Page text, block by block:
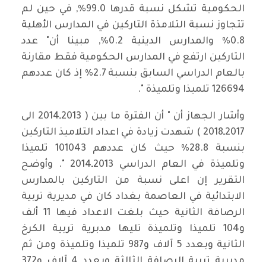
الحكومية تشكل نسبة قدرها 99.0%, في حين لم
تتجاوز نسبة التلامذة التاركين في المدارس الأهلية
0.8% والمدارس الدينية 0.2%, مبينا أن" عدد
التاركين ارتفع في المدارس الحكومية فقط مقارنة
بالعام الدراسي السابق بنسبة 2.7% إذ كان عددهم
126694 تلميذا وتلميذة ".
وأشار الجهاز أن " أن الفترة ما بين ( 2013ـ2014 الى
2017ـ2018 ) شهدت زيادة في اعداد التلاميذ التاركين
بنسبة 28.8% حيث كان عددهم 101043 تلميذا
وتلميذة في العام الدراسي 2013ـ2014 ". وأوضح
التقرير إن اعلى نسبة من التاركين بالمدارس
الابتدائية في العاصمة بغداد كان في مديرية تربية
الرصافة الثانية حيث بلغت الاعداد فيها 11 ألف
و104 تلميذا وتلميذة تليها مدبرية تربية الكرخ
الثانية وبعدد 5 آلاف و987 تلميذا وتلميذة ومن ثم